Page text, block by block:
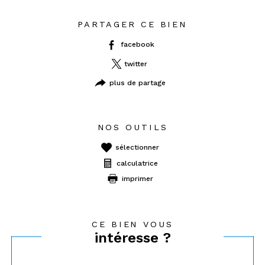
PARTAGER CE BIEN
facebook
twitter
plus de partage
NOS OUTILS
sélectionner
calculatrice
imprimer
CE BIEN VOUS
intéresse ?